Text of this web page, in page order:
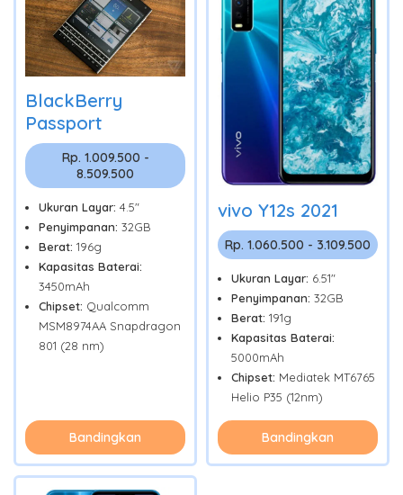
BlackBerry
Passport
Rp. 1.009.500 -
8.509.500
Ukuran Layar: 4.5"
Penyimpanan: 32GB
Berat: 196g
Kapasitas Baterai:
3450mAh
Chipset: Qualcomm
MSM8974AA Snapdragon
801 (28 nm)
Bandingkan
vivo Y12s 2021
Rp. 1.060.500 - 3.109.500
Ukuran Layar: 6.51"
Penyimpanan: 32GB
Berat: 191g
Kapasitas Baterai:
5000mAh
Chipset: Mediatek MT6765
Helio P35 (12nm)
Bandingkan